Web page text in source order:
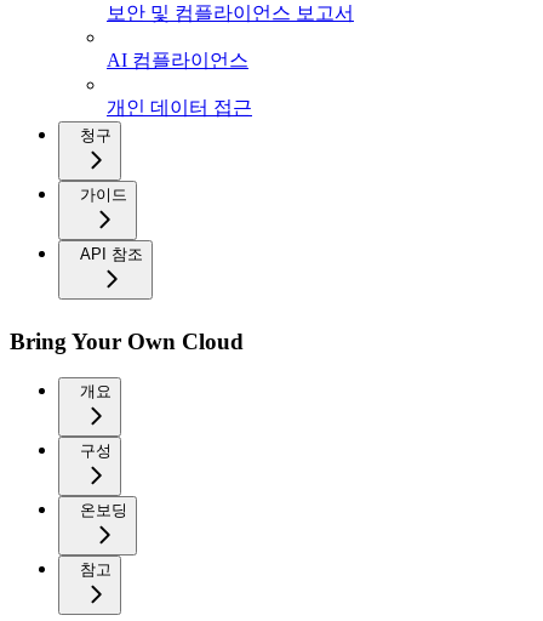
보안 및 컴플라이언스 보고서
AI 컴플라이언스
개인 데이터 접근
청구
가이드
API 참조
Bring Your Own Cloud
개요
구성
온보딩
참고